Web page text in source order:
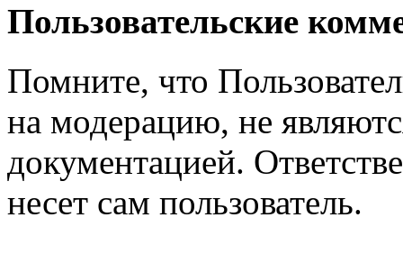
Пользовательские
Помните, что
на модерацию, не
документацией.
несет сам пользователь.